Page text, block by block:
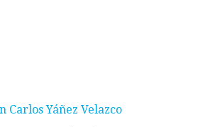
Carlos Yáñez Velazco